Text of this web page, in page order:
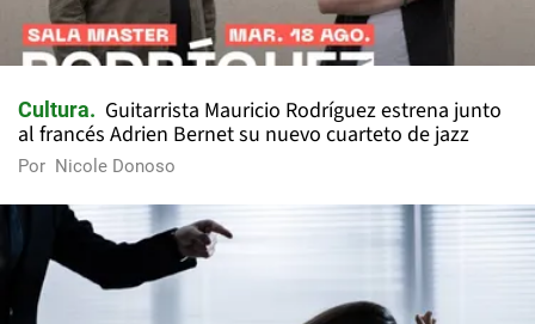
Cultura
Guitarrista Mauricio Rodríguez estrena junto
al francés Adrien Bernet su nuevo cuarteto de jazz
Por Nicole Donoso